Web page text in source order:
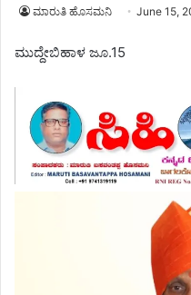
ಮಾರುತಿ ಹೊಸಮನಿ June 15,
ಮುದ್ದೇಬಿಹಾಳ ಜೂ.15